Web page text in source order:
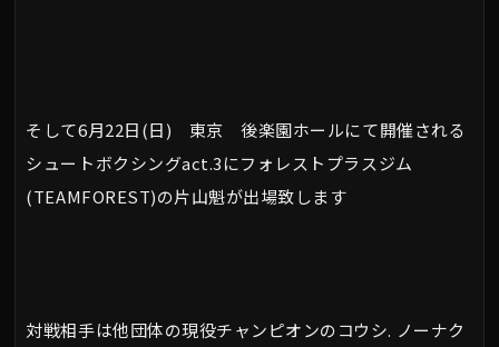
そして6月22日(日) 東京 後楽園ホールにて開催される
シュートボクシングact.3にフォレストプラスジム
(TEAMFOREST)の片山魁が出場致します
対戦相手は他団体の現役チャンピオンのコウシ. ノーナク